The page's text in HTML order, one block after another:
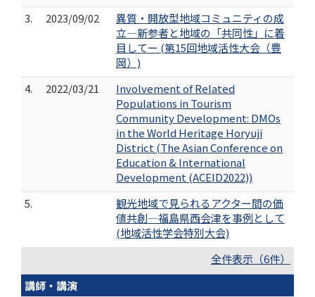
3.
2023/09/02
異質・開放型地域コミュニティの成
立―新参者と地域の「共同性」に着
目してー (第15回地域活性大会（豊
岡）)
4.
2022/03/21
Involvement of Related
Populations in Tourism
Community Development: DMOs
in the World Heritage Horyuji
District (The Asian Conference on
Education & International
Development (ACEID2022))
5.
観光地域で見られるアクター間の価
値共創―福島県西会津を事例として
(地域活性学会特別大会)
全件表示（6件）
講師・講演